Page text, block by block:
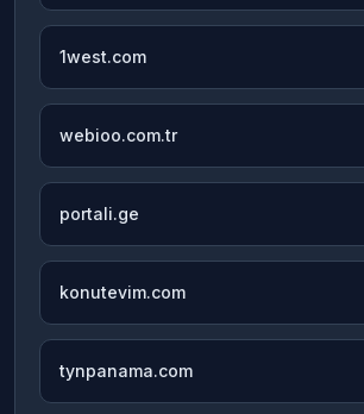
1west.com
webioo.com.tr
portali.ge
konutevim.com
tynpanama.com